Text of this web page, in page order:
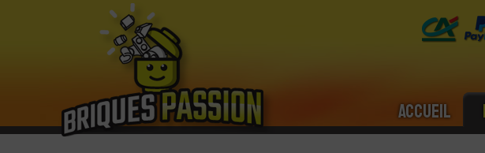
Accueil